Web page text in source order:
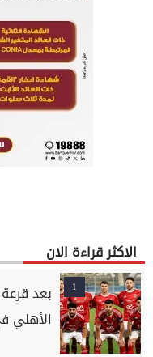
الاكثر قراءة الان
1
بعد
الأهلي في